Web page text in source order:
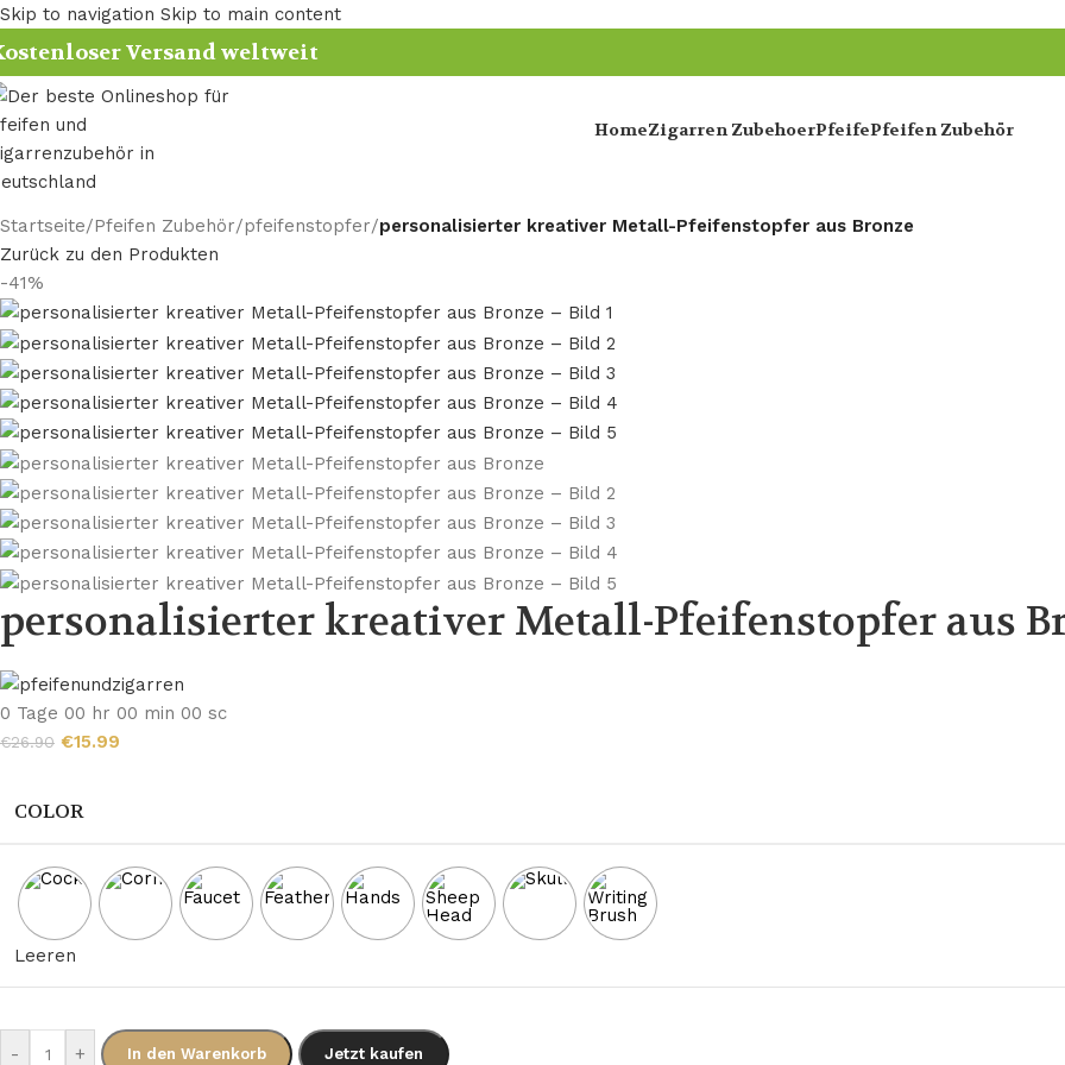
Skip to navigation Skip to main content
Versand weltweit
HomeZigarren ZubehoerPfeifePfeifen Zubehör
Startseite/Pfeifen Zubehör/pfeifenstopfer/personalisierter kreativer Metall-Pfeifenstopfer aus Bronze
Zurück zu den Produkten
-41%
personalisierter kreativer Metall-Pfeifenstopfer aus
0 Tage 00 hr 00 min 00 sc
€26.90 €15.99
COLOR
Leeren
- + In den Warenkorb Jetzt kaufen